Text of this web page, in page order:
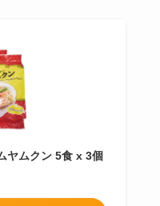
ヤムクン 5食 x 3個